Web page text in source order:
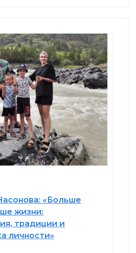
«Больше
жизни:
традиции и
личности»